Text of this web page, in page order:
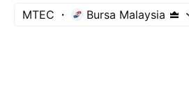
MTEC Bursa Malaysia